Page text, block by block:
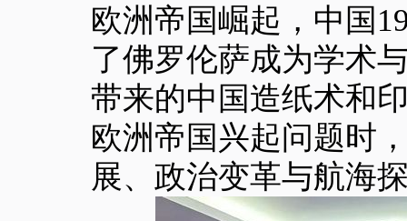
欧洲帝国崛起，中国
了佛罗伦萨成为学术
带来的中国造纸术和
欧洲帝国兴起问题时
展、政治变革与航海